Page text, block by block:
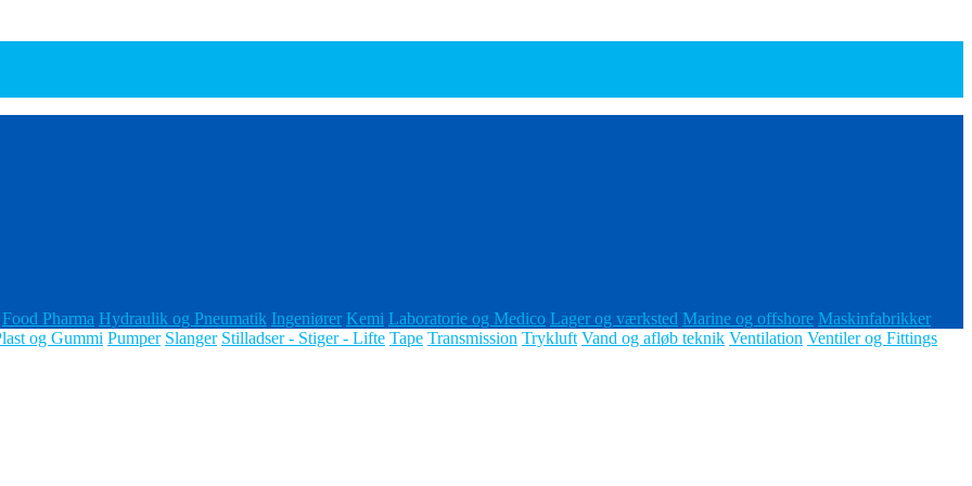
Food Pharma Hydraulik og Pneumatik Ingeniører Kemi Laboratorie og Medico Lager og værksted Marine og offshore Maskinfabrikker
og Gummi Pumper Slanger Stilladser - Stiger - Lifte Tape Transmission Trykluft Vand og afløb teknik Ventilation Ventiler og Fittings